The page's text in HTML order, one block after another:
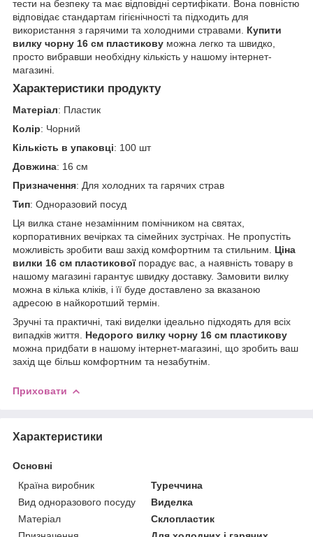
тести на безпеку та має відповідні сертифікати. Вона повністю
відповідає стандартам гігієнічності та підходить для
використання з гарячими та холодними стравами. Купити
вилку чорну 16 см пластикову можна легко та швидко,
просто вибравши необхідну кількість у нашому інтернет-
магазині.
Характеристики продукту
Матеріал: Пластик
Колір: Чорний
Кількість в упаковці: 100 шт
Довжина: 16 см
Призначення: Для холодних та гарячих страв
Тип: Одноразовий посуд
Ця вилка стане незамінним помічником на святах,
корпоративних вечірках та сімейних зустрічах. Не пропустіть
можливість зробити ваш захід комфортним та стильним. Ціна
вилки 16 см пластиковоїпорадує вас, а наявність товару в
нашому магазині гарантує швидку доставку. Замовити вилку
можна в кілька кліків, і її буде доставлено за вказаною
адресою в найкоротший термін.
Зручні та практичні, такі виделки ідеально підходять для всіх
випадків життя. Недорого вилку чорну 16 см пластикову
можна придбати в нашому інтернет-магазині, що зробить ваш
захід ще більш комфортним та незабутнім.
Приховати
Характеристики
Основні
Країна виробник
Туреччина
Вид одноразового посуду
Виделка
Матеріал
Склопластик